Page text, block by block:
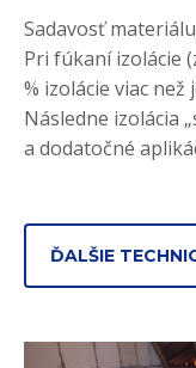
Sadavosť
Pri fúkaní izolácie
% izolácie viac
Následne izolácia
a dodatočné
ĎALŠIE